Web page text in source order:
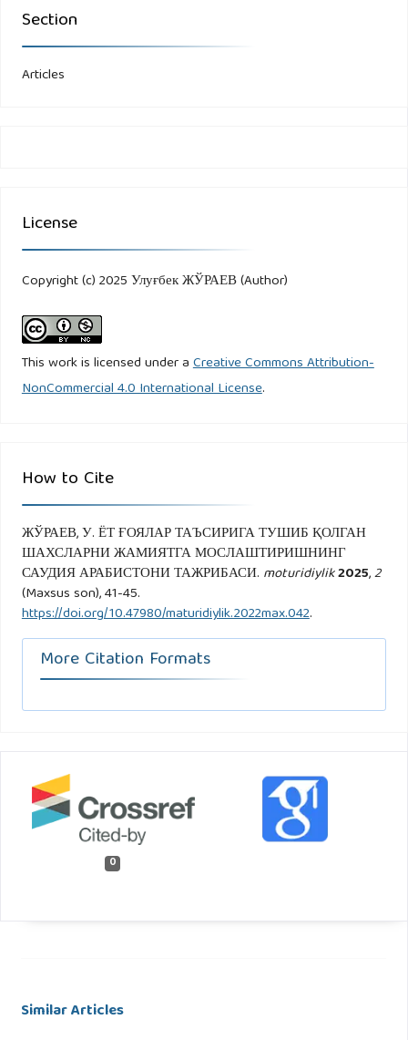
Section
Articles
License
Copyright (c) 2025 Улуғбек ЖЎРАЕВ (Author)
This work is licensed under aCreative Commons Attribution-
NonCommercial 4.0 International License.
How to Cite
ЖЎРАЕВ, У. ЁТ ҒОЯЛАР ТАЪСИРИГА ТУШИБ ҚОЛГАН
ШАХСЛАРНИ ЖАМИЯТГА МОСЛАШТИРИШНИНГ
САУДИЯ АРАБИСТОНИ ТАЖРИБАСИ. moturidiylik2025,2
(Maxsus son), 41-45.
https://doi.org/10.47980/maturidiylik.2022max.042.
More Citation Formats
0
Similar Articles